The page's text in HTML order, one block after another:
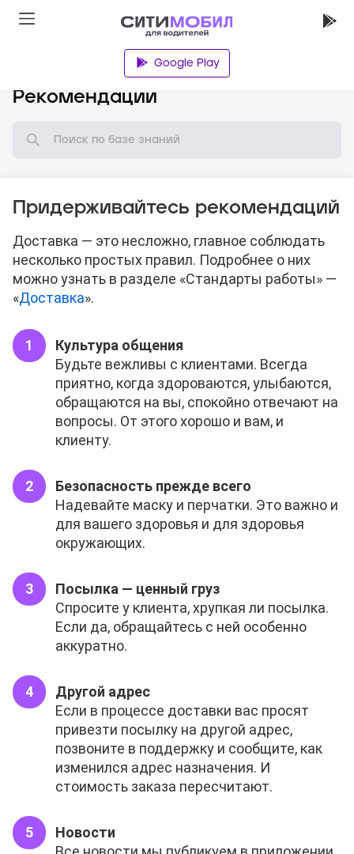
Google Play
Рекомендации
Придерживайтесь рекомендаций
Доставка — это несложно, главное соблюдать
несколько простых правил. Подробнее о них
можно узнать в разделе «Стандарты работы» —
«Доставка».
Культура общения
Будьте вежливы с клиентами. Всегда
приятно, когда здороваются, улыбаются,
обращаются на вы, спокойно отвечают на
вопросы. От этого хорошо и вам, и
клиенту.
Безопасность прежде всего
Надевайте маску и перчатки. Это важно и
для вашего здоровья и для здоровья
окружающих.
Посылка — ценный груз
Спросите у клиента, хрупкая ли посылка.
Если да, обращайтесь с ней особенно
аккуратно.
Другой адрес
Если в процессе доставки вас просят
привезти посылку на другой адрес,
позвоните в поддержку и сообщите, как
изменился адрес назначения. И
стоимость заказа пересчитают.
Новости